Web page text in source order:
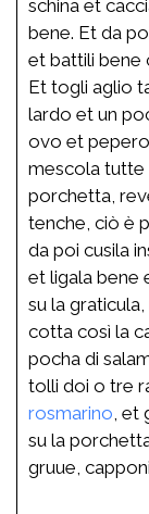
schina et
bene. Et da
et battili bene
Et togli aglio
lardo et un
ovo et
mescola tutte
porchetta,
tenche, ciò è
da poi cusila
et ligala bene
su la
cotta così la
pocha di
tolli doi o tre
rosmarino ,
su la
gruue,